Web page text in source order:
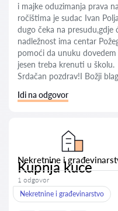
i majke oduzimanja prava
ročištima je sudac Ivan
dugo čeka na presudu,gdje
nadležnost ima centar
pomoći da unuku
jesen treba krenuti u školu.
Srdačan pozdrav!I Božji
Idi na odgovor
Nekretnine i
Kupnja kuce
1 odgovor
Nekretnine i građevinarstvo